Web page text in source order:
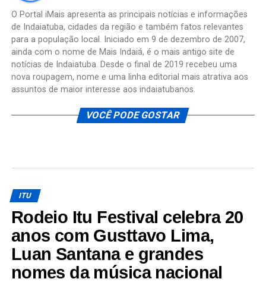
O Portal iMais apresenta as principais notícias e informações
de Indaiatuba, cidades da região e também fatos relevantes
para a população local. Iniciado em 9 de dezembro de 2007,
ainda com o nome de Mais Indaiá, é o mais antigo site de
notícias de Indaiatuba. Desde o final de 2019 recebeu uma
nova roupagem, nome e uma linha editorial mais atrativa aos
assuntos de maior interesse aos indaiatubanos.
VOCÊ PODE GOSTAR
ITU
Rodeio Itu Festival celebra 20
anos com Gusttavo Lima,
Luan Santana e grandes
nomes da música nacional